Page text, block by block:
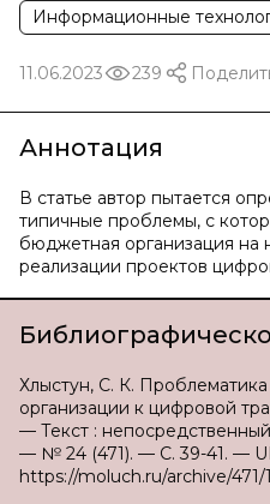
Информационные
11.06.2023 239
Аннотация
В статье автор пытается
типичные проблемы, с
бюджетная организация на
реализации проектов
Хлыстун, С. К.
организации к цифровой
— Текст :
— № 24 (471). — С. 39-41. —
https://moluch.ru/archive/471/